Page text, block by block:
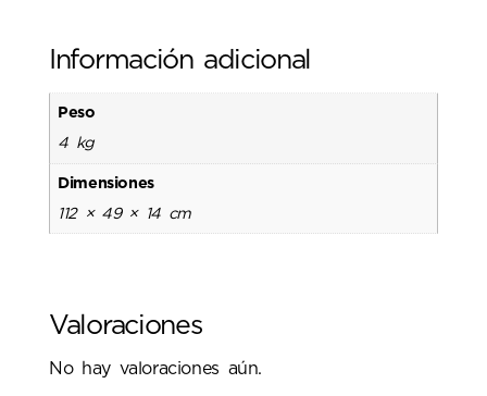
Información adicional
Peso
4 kg
Dimensiones
112 × 49 × 14 cm
Valoraciones
No hay valoraciones aún.